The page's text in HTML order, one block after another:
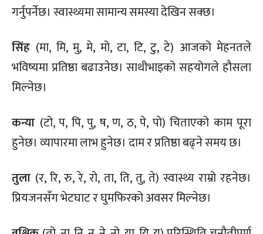
गर्नुपर्नेछ। स्वास्थ्यमा सामान्य समस्या देखिन सक्छ।
सिंह (मा, मि, मु, मे, मो, टा, टि, टु, टे) आजको मेहनतले
भविष्यमा प्रतिष्ठा बढाउनेछ। साथीभाइको सहयोगले हौसला
मिल्नेछ।
कन्या (टो, प, पि, पु, ष, ण, ठ, पे, पो) चिताएको काम पूरा
हुनेछ। व्यापारमा लाभ हुनेछ। दाम र प्रतिष्ठा बढ्ने समय छ।
तुला (र, रि, रु, रे, रो, ता, ति, तु, ते) स्वास्थ्य राम्रो रहनेछ।
प्रियजनसँग भेटघाट र घुमफिरको अवसर मिल्नेछ।